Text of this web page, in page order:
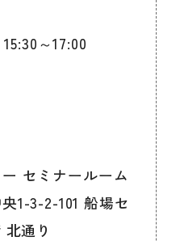
～17:00
セミナールーム
1-3-2-101 船場セ
通り